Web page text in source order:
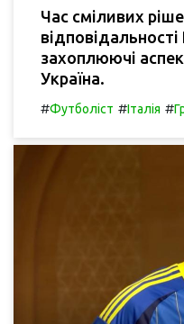
Час сміливих
захоплюючі
Україна.
#Футболіст #Італія #